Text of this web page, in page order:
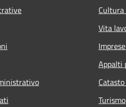
Vita
Appalti
Turismo